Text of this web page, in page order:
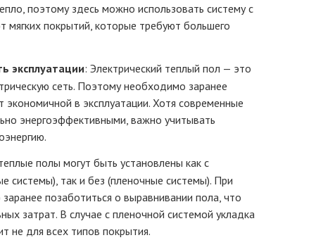
поэтому здесь можно использовать систему с
покрытий, которые требуют большего
эксплуатации: Электрический теплый пол — это
сеть. Поэтому необходимо заранее
экономичной в эксплуатации. Хотя современные
энергоэффективными, важно учитывать
полы могут быть установлены как с
системы), так и без (пленочные системы). При
позаботиться о выравнивании пола, что
затрат. В случае с пленочной системой укладка
не для всех типов покрытия.